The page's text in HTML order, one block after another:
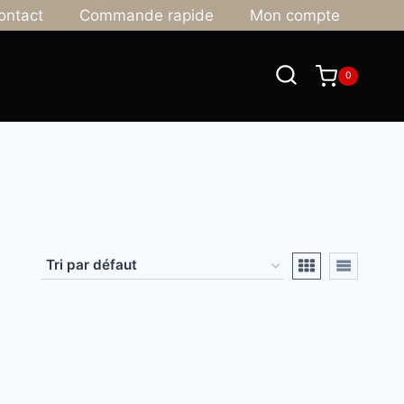
Commande rapide Mon compte
0